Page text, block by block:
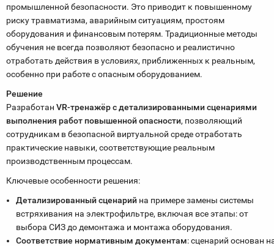
промышленной безопасности. Это приводит к повышенному
риску травматизма, аварийным ситуациям, простоям
оборудования и финансовым потерям. Традиционные методы
обучения не всегда позволяют безопасно и реалистично
отработать действия в условиях, приближенных к реальным,
особенно при работе с опасным оборудованием.
Решение
Разработан VR-тренажёр с детализированными сценариями
выполнения работ повышенной опасности, позволяющий
сотрудникам в безопасной виртуальной среде отработать
практические навыки, соответствующие реальным
производственным процессам.
Ключевые особенности решения:
Детализированный сценарий на примере замены системы
встряхивания на электрофильтре, включая все этапы: от
выбора СИЗ до демонтажа и монтажа оборудования.
Соответствие нормативным документам: сценарий основан